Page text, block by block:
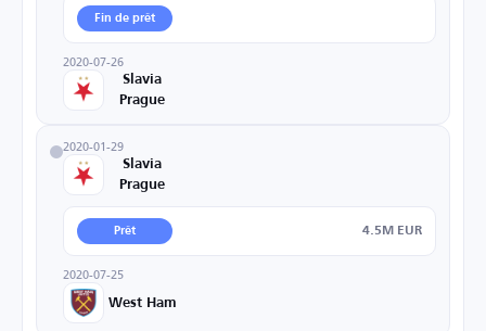
Fin de prêt
2020-07-26
Slavia
Prague
2020-01-29
Slavia
Prague
Prêt 4.5M EUR
2020-07-25
West Ham